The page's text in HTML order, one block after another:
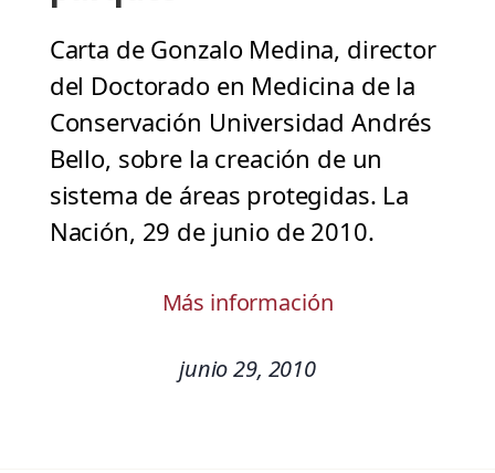
Carta de Gonzalo Medina, director
del Doctorado en Medicina de la
Conservación Universidad Andrés
Bello, sobre la creación de un
sistema de áreas protegidas. La
Nación, 29 de junio de 2010.
Más información
junio 29, 2010